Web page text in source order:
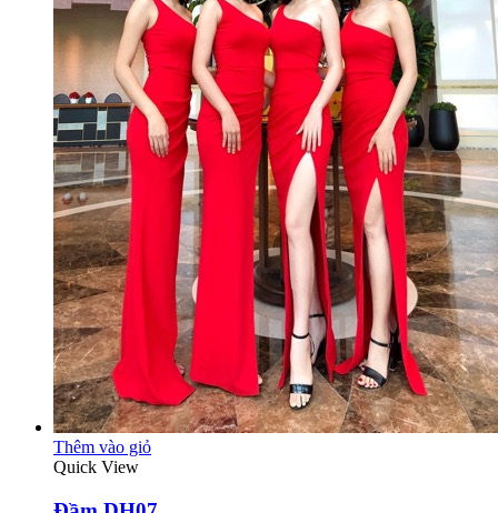
Thêm vào giỏ
Quick View